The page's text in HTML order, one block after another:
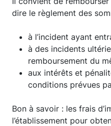
dire le règlement des
à l’incident ayant
à des incidents
remboursement du
aux intérêts et
conditions prévues
Bon à savoir : les frais
l’établissement pour